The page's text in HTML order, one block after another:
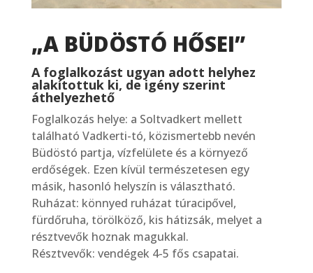
„A BÜDÖSTÓ HŐSEI”
A foglalkozást ugyan adott helyhez
alakítottuk ki, de igény szerint
áthelyezhető
Foglalkozás helye: a Soltvadkert mellett
található Vadkerti-tó, közismertebb nevén
Büdöstó partja, vízfelülete és a környező
erdőségek. Ezen kívül természetesen egy
másik, hasonló helyszín is választható.
Ruházat: könnyed ruházat túracipővel,
fürdőruha, törölköző, kis hátizsák, melyet a
résztvevők hoznak magukkal.
Résztvevők: vendégek 4-5 fős csapatai.